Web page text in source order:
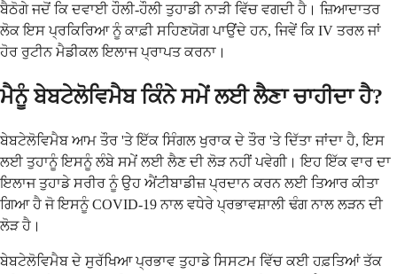
ਬੈਠੋਗੇ ਜਦੋਂ ਕਿ ਦਵਾਈ ਹੌਲੀ-ਹੌਲੀ ਤੁਹਾਡੀ ਨਾੜੀ ਵਿੱਚ ਵਗਦੀ ਹੈ। ਜ਼ਿਆਦਾਤਰ
ਲੋਕ ਇਸ ਪ੍ਰਕਿਰਿਆ ਨੂੰ ਕਾਫ਼ੀ ਸਹਿਣਯੋਗ ਪਾਉਂਦੇ ਹਨ, ਜਿਵੇਂ ਕਿ IV ਤਰਲ ਜਾਂ
ਹੋਰ ਰੁਟੀਨ ਮੈਡੀਕਲ ਇਲਾਜ ਪ੍ਰਾਪਤ ਕਰਨਾ।
ਮੈਨੂੰ ਬੇਬਟੇਲੋਵਿਮੈਬ ਕਿੰਨੇ ਸਮੇਂ ਲਈ ਲੈਣਾ ਚਾਹੀਦਾ ਹੈ?
ਬੇਬਟੇਲੋਵਿਮੈਬ ਆਮ ਤੌਰ 'ਤੇ ਇੱਕ ਸਿੰਗਲ ਖੁਰਾਕ ਦੇ ਤੌਰ 'ਤੇ ਦਿੱਤਾ ਜਾਂਦਾ ਹੈ, ਇਸ
ਲਈ ਤੁਹਾਨੂੰ ਇਸਨੂੰ ਲੰਬੇ ਸਮੇਂ ਲਈ ਲੈਣ ਦੀ ਲੋੜ ਨਹੀਂ ਪਵੇਗੀ। ਇਹ ਇੱਕ ਵਾਰ ਦਾ
ਇਲਾਜ ਤੁਹਾਡੇ ਸਰੀਰ ਨੂੰ ਉਹ ਐਂਟੀਬਾਡੀਜ਼ ਪ੍ਰਦਾਨ ਕਰਨ ਲਈ ਤਿਆਰ ਕੀਤਾ
ਗਿਆ ਹੈ ਜੋ ਇਸਨੂੰ COVID-19 ਨਾਲ ਵਧੇਰੇ ਪ੍ਰਭਾਵਸ਼ਾਲੀ ਢੰਗ ਨਾਲ ਲੜਨ ਦੀ
ਲੋੜ ਹੈ।
ਬੇਬਟੇਲੋਵਿਮੈਬ ਦੇ ਸੁਰੱਖਿਆ ਪ੍ਰਭਾਵ ਤੁਹਾਡੇ ਸਿਸਟਮ ਵਿੱਚ ਕਈ ਹਫ਼ਤਿਆਂ ਤੱਕ